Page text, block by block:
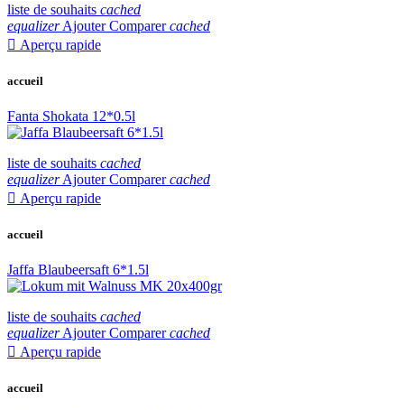
liste de souhaits cached
equalizer Ajouter Comparer cached
 Aperçu rapide
accueil
Fanta Shokata 12*0.5l
liste de souhaits cached
equalizer Ajouter Comparer cached
 Aperçu rapide
accueil
Jaffa Blaubeersaft 6*1.5l
liste de souhaits cached
equalizer Ajouter Comparer cached
 Aperçu rapide
accueil